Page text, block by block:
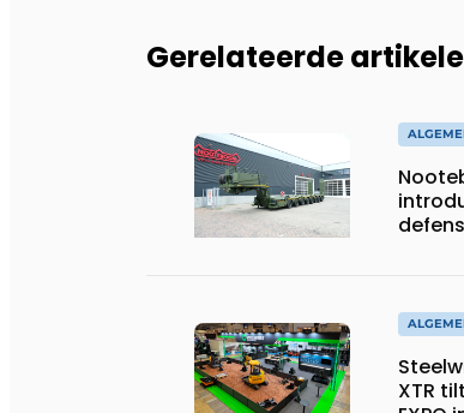
Gerelateerde
XTR